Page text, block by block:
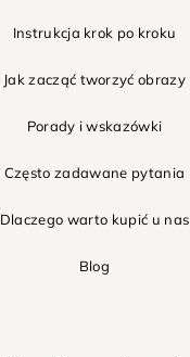
Instrukcja krok po kroku
Jak zacząć tworzyć obrazy
Porady i wskazówki
Często zadawane pytania
Dlaczego warto kupić u nas
Blog